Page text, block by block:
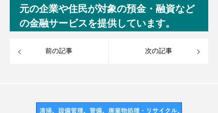
元の企業や住民が対象の預金・融資など
の金融サービスを提供しています。
前の記事 次の記事